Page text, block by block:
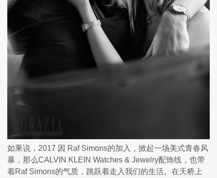
如果说，2017 因 Raf Simons的加入，掀起一场美式青春风
暴，那么CALVIN KLEIN Watches & Jewelry配饰线，也带
着Raf Simons的气质，跳跃着走入我们的生活。在天桥上